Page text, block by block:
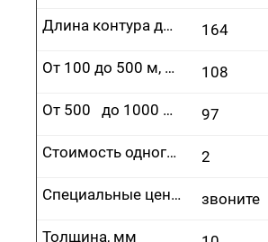
164
Длина контура до 100 м, руб.
108
От 100 до 500 м, руб.
97
От 500 до 1000 м, руб.
2
Стоимость одного врезания, руб.
звоните
Специальные цены
Толщина, мм